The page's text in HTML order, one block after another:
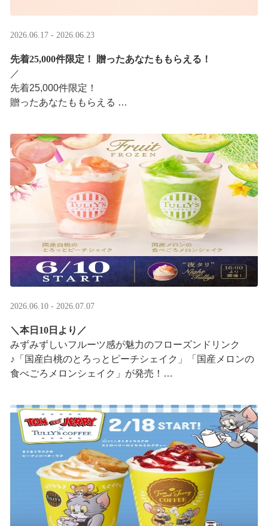
2026.06.17 - 2026.06.23
先着25,000件限定！​ 贈ったあなたももらえる！
／ ​
先着25,000件限定！​
贈ったあなたももらえる ​
LINEギフト限定！タリーズデジタルギフト2,000円分を贈
ると、自分も500円分のデジタルギフトがもらえるキャン
ペーンがスタ ···
2026.06.10 - 2026.07.07
＼本日10日より／
みずみずしいフルーツ感が魅力のフローズンドリンク
♪「国産白桃のとろっとピーチシェイク」「国産メロンの
食べごろメロンシェイク」が発売！
ホイップクリームが無料で2倍 ···